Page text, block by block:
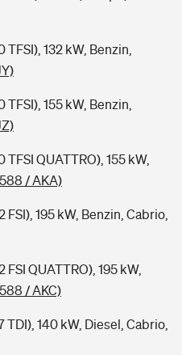
132 kW, Benzin,
155 kW, Benzin,
QUATTRO), 155 kW,
/ AKA)
195 kW, Benzin, Cabrio,
QUATTRO), 195 kW,
/ AKC)
TDI), 140 kW, Diesel, Cabrio,